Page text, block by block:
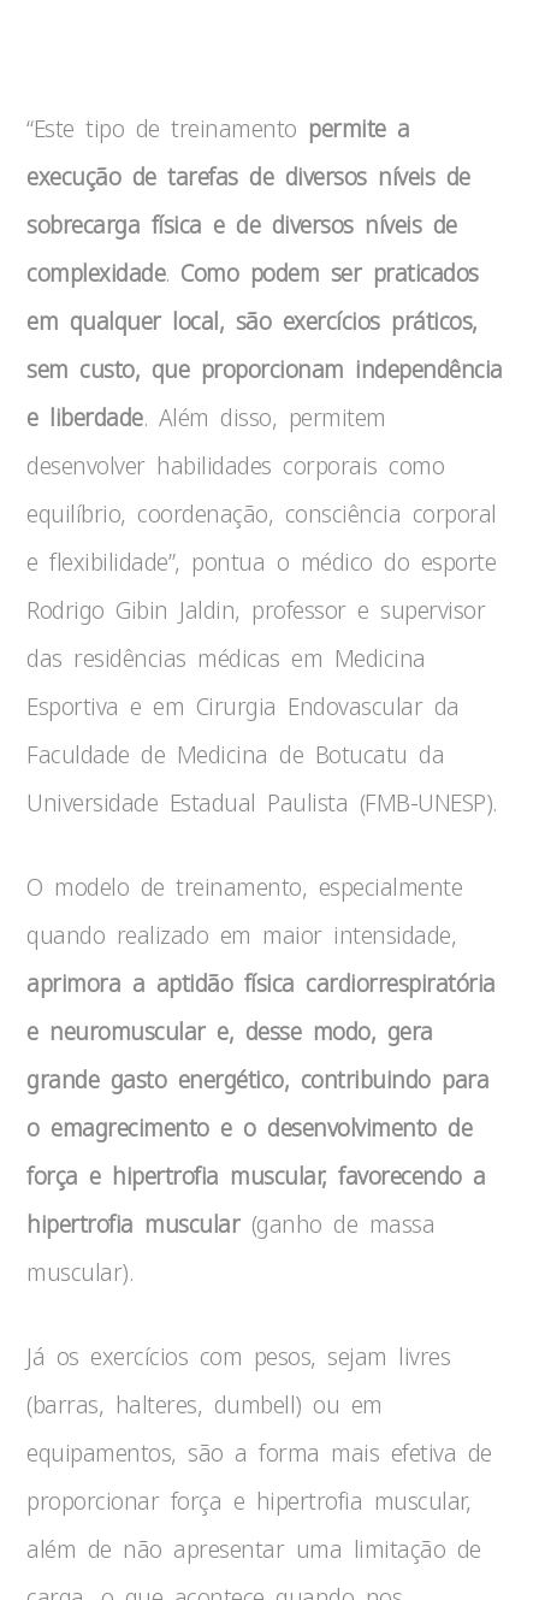
“Este tipo de treinamento permite a
execução de tarefas de diversos níveis de
sobrecarga física e de diversos níveis de
complexidade. Como podem ser praticados
em qualquer local, são exercícios práticos,
sem custo, que proporcionam independência
e liberdade. Além disso, permitem
desenvolver habilidades corporais como
equilíbrio, coordenação, consciência corporal
e flexibilidade”, pontua o médico do esporte
Rodrigo Gibin Jaldin, professor e supervisor
das residências médicas em Medicina
Esportiva e em Cirurgia Endovascular da
Faculdade de Medicina de Botucatu da
Universidade Estadual Paulista (FMB-UNESP).
O modelo de treinamento, especialmente
quando realizado em maior intensidade,
aprimora a aptidão física cardiorrespiratória
e neuromuscular e, desse modo, gera
grande gasto energético, contribuindo para
o emagrecimento e o desenvolvimento de
força e hipertrofia muscular, favorecendo a
hipertrofia muscular(ganho de massa
muscular).
Já os exercícios com pesos, sejam livres
(barras, halteres, dumbell) ou em
equipamentos, são a forma mais efetiva de
proporcionar força e hipertrofia muscular,
além de não apresentar uma limitação de